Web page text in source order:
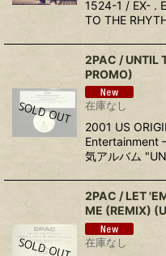
1524-1 / EX- .
TO THE
2PAC ‎/ UNTIL
PROMO)
在庫なし
2001 US
Entertainment
気アルバム
2PAC ‎/ LET
ME (REMIX)
在庫なし